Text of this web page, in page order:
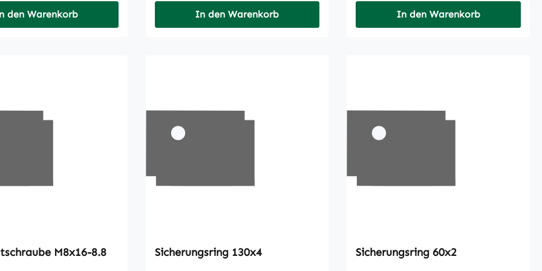
den Warenkorb In den Warenkorb In den Warenkorb
Sechskantschraube M8x16-8.8 Sicherungsring 130x4 Sicherungsring 60x2